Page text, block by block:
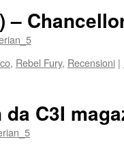
–
, Rebel Fury, Recensioni |
C3I